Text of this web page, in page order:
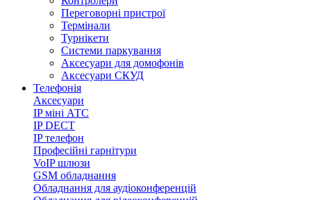
Переговорні пристрої
Термінали
Турнікети
Системи паркування
Аксесуари для домофонів
Аксесуари СКУД
Телефонія
Аксесуари
IP міні АТС
IP DECT
IP телефон
Професійні гарнітури
VoIP шлюзи
GSM обладнання
Обладнання для аудіоконференцій